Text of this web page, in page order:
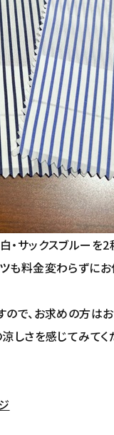
サックスブルーを
も料金変わらずにお
で、お求めの方は
しさを感じてみてく